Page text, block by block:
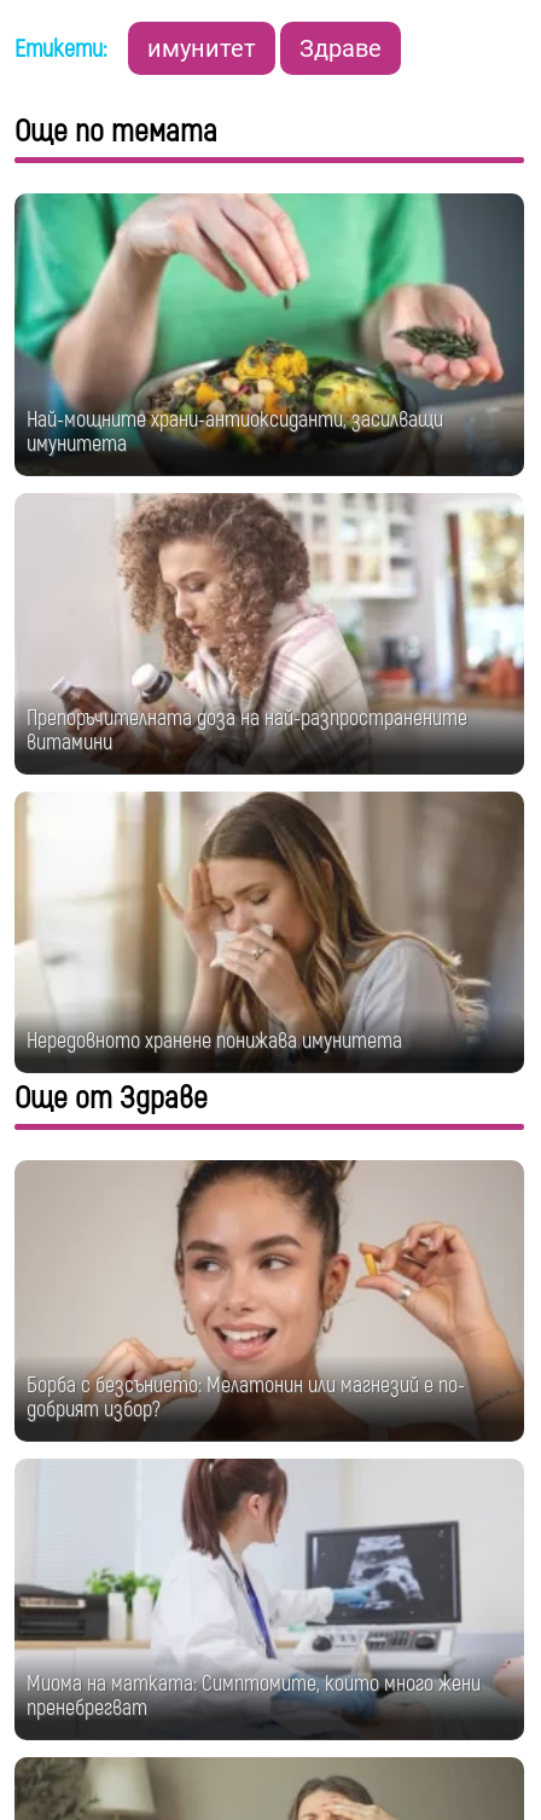
Етикети: имунитет Здраве
Още по темата
Най-мощните храни-антиоксиданти, засилващи
имунитета
Препоръчителната доза на най-разпространените
витамини
Нередовното хранене понижава имунитета
Още от Здраве
Борба с безсънието: Мелатонин или магнезий е по-
добрият избор?
Миома на матката: Симптомите, които много жени
пренебрегват